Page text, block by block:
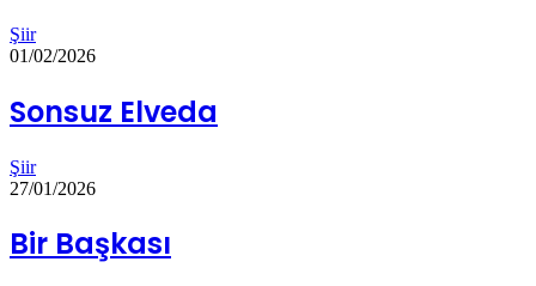
Şiir
01/02/2026
Sonsuz Elveda
Şiir
27/01/2026
Bir Başkası